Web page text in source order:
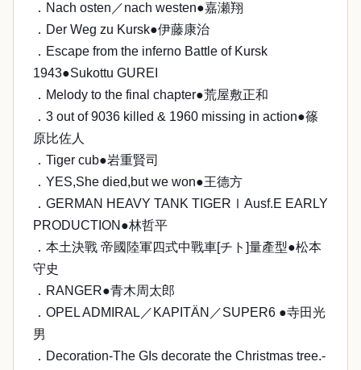
．Nach osten／nach westen●嘉瀬翔
．Der Weg zu Kursk●伊藤康治
．Escape from the inferno Battle of Kursk
1943●Sukottu GUREI
．Melody to the final chapter●荒屋敷正和
．3 out of 9036 killed & 1960 missing in action●篠
原比佐人
．Tiger cub●岩重賢司
．YES,She died,but we won●王德方
．GERMAN HEAVY TANK TIGERⅠAusf.E EARLY
PRODUCTION●林哲平
．本土決戰 帝國陸軍四式中戰車[チト]量產型●松本
守史
．RANGER●青木周太郎
．OPEL ADMIRAL／KAPITÄN／SUPER6 ●寺田光
男
．Decoration-The GIs decorate the Christmas tree.-